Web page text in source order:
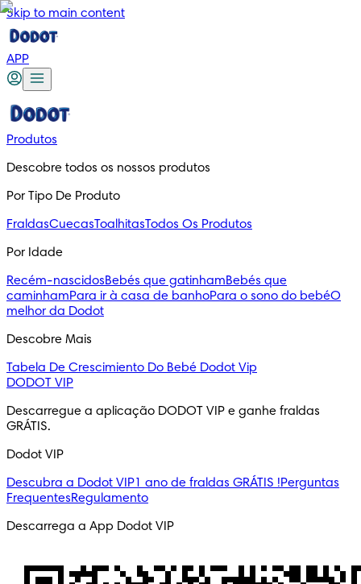
Skip to main content
APP
Produtos
Descobre todos os nossos produtos
Por Tipo De Produto
FraldasCuecasToalhitasTodos Os Produtos
Por Idade
Recém-nascidosBebés que gatinhamBebés que
caminhamPara ir à casa de banhoPara o sono do bebéO
melhor da Dodot
Descobre Mais
Tabela De Crescimiento Do Bebé Dodot Vip
DODOT VIP
Descarregue a aplicação DODOT VIP e ganhe fraldas
GRÁTIS.
Dodot VIP
Descubra a Dodot VIP1 ano de fraldas GRÁTIS !Perguntas
FrequentesRegulamento
Descarrega a App Dodot VIP